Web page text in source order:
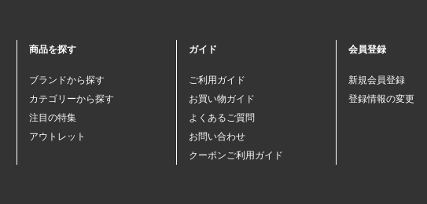
商品を探す
ブランドから探す
カテゴリーから探す
注目の特集
アウトレット
ガイド
ご利用ガイド
お買い物ガイド
よくあるご質問
お問い合わせ
クーポンご利用ガイド
会員登録
新規会員登録
登録情報の変更